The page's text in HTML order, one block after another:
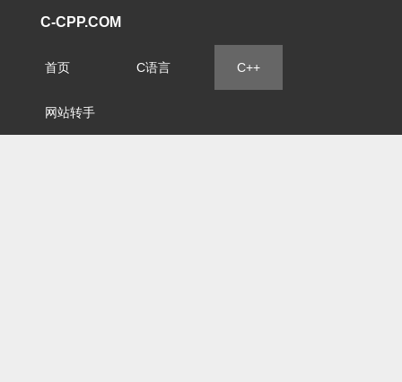
C-CPP.COM
首页 C语言 C++
网站转手